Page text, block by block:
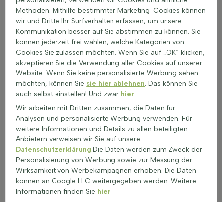
Wichtige Merkmale der Hainbuche (Carpinus
betulus) Spalier
Im April und Mai zeigt die Hainbuche unauffällige gelb-
grüne Blüten; das frische grüne Laub ist eiförmig, gerippt
und bildet dichte Flächen, die Vögeln guten Sichtschutz
bieten.
Die Krone von Carpinus betulus Spalier wirkt kugelförmig
bis oval; Früchte erscheinen als kleine Nüsschen, die gern
von Vögeln gefressen werden.
verwendet, um Sichtschutz und Struktur zu schaffen.
Als Carpinus betulus Spalier passt der Baum an sonnige bis
schattige Standorte, ist gut windfest, jedoch nicht geeignet
Der Baum wächst in vielen Böden von sandig bis tonig, bei
leicht saurem bis kalkreichem pH-Wert; lockerer Boden
fördert die meist mittelstarke bis starke Wuchskraft.
Die Rinde ist grau bis grünbraun und glatt, die Triebe sind
Methoden. Mithilfe bestimmter Marketing-Cookies können
wir und Dritte Ihr Surfverhalten erfassen, um unsere
Kommunikation besser auf Sie abstimmen zu können. Sie
können jederzeit frei wählen, welche Kategorien von
Cookies Sie zulassen möchten. Wenn Sie auf „OK“ klicken,
akzeptieren Sie die Verwendung aller Cookies auf unserer
Website. Wenn Sie keine personalisierte Werbung sehen
möchten, können Sie sie hier ablehnen. Das können Sie
auch selbst einstellen! Und zwar hier.
Wir arbeiten mit Dritten zusammen, die Daten für
Analysen und personalisierte Werbung verwenden. Für
weitere Informationen und Details zu allen beteiligten
Anbietern verweisen wir Sie auf unsere
Datenschutzerklärung.Die Daten werden zum Zweck der
Personalisierung von Werbung sowie zur Messung der
Wirksamkeit von Werbekampagnen erhoben. Die Daten
können an Google LLC weitergegeben werden. Weitere
Informationen finden Sie hier.